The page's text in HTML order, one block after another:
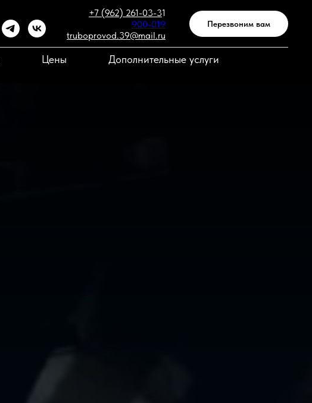
+7 (962) 261-03-31
900-019
truboprovod.39@mail.ru
Перезвоним вам
Цены
Дополнительные услуги